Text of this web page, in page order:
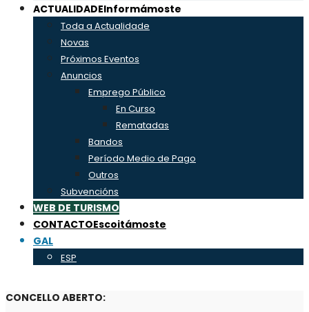
ACTUALIDADEInformámoste
Toda a Actualidade
Novas
Próximos Eventos
Anuncios
Emprego Público
En Curso
Rematadas
Bandos
Período Medio de Pago
Outros
Subvencións
WEB DE TURISMO
CONTACTOEscoitámoste
GAL
ESP
CONCELLO ABERTO: